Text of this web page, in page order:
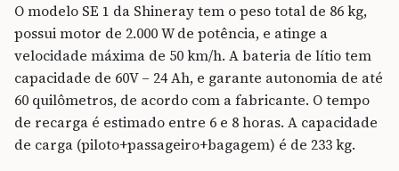
O modelo SE 1 da Shineray tem o peso total de 86 kg,
possui motor de 2.000 W de potência, e atinge a
velocidade máxima de 50 km/h. A bateria de lítio tem
capacidade de 60V – 24 Ah, e garante autonomia de até
60 quilômetros, de acordo com a fabricante. O tempo
de recarga é estimado entre 6 e 8 horas. A capacidade
de carga (piloto+passageiro+bagagem) é de 233 kg.